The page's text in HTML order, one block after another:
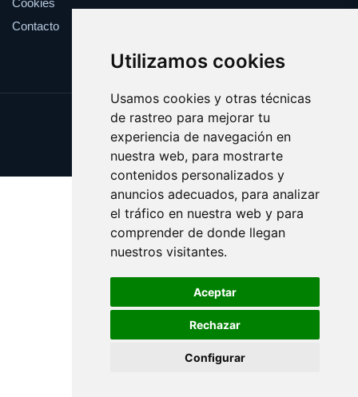
Utilizamos cookies
Usamos cookies y otras técnicas
de rastreo para mejorar tu
experiencia de navegación en
nuestra web, para mostrarte
contenidos personalizados y
anuncios adecuados, para analizar
el tráfico en nuestra web y para
comprender de donde llegan
nuestros visitantes.
Aceptar
Rechazar
Configurar
Cookies
Contacto
Update cookies preferences
Copyright © 2025 elrefranero.es